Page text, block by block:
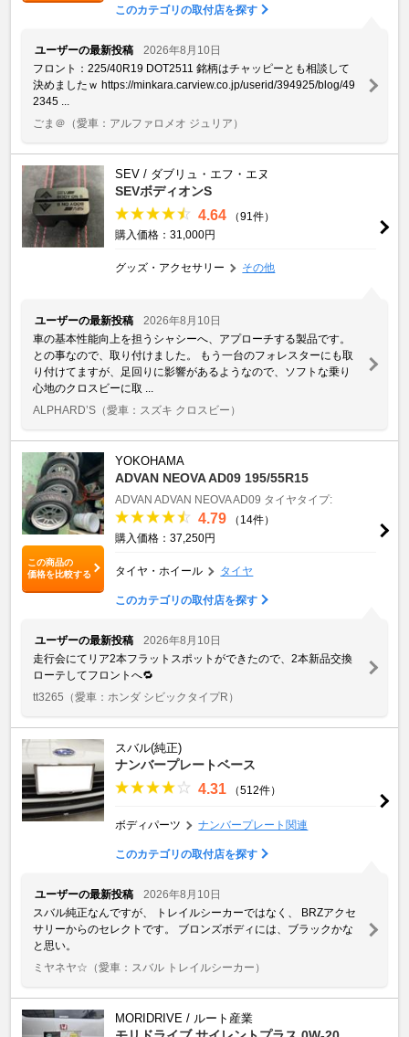
このカテゴリの取付店を探す
ユーザーの最新投稿
2026年8月10日
フロント：225/40R19 DOT2511 銘柄はチャッピーとも相談して
決めましたｗ https://minkara.carview.co.jp/userid/394925/blog/49
2345 ...
ごま＠ （愛車：アルファロメオ ジュリア）
SEV / ダブリュ・エフ・エヌ
SEVボディオンS
4.64
（91件）
購入価格：31,000円
グッズ・アクセサリー その他
ユーザーの最新投稿
2026年8月10日
車の基本性能向上を担うシャシーへ、アプローチする製品です。
との事なので、取り付けました。 もう一台のフォレスターにも取
り付けてますが、足回りに影響があるようなので、ソフトな乗り
心地のクロスビーに取 ...
ALPHARD’S （愛車：スズキ クロスビー）
この商品の
価格を比較する
YOKOHAMA
ADVAN NEOVA AD09 195/55R15
ADVAN ADVAN NEOVA AD09 タイヤタイプ:
4.79
（14件）
購入価格：37,250円
タイヤ・ホイール タイヤ
このカテゴリの取付店を探す
ユーザーの最新投稿
2026年8月10日
走行会にてリア2本フラットスポットができたので、2本新品交換
ローテしてフロントへ🔁
tt3265 （愛車：ホンダ シビックタイプR）
スバル(純正)
ナンバープレートベース
4.31 （512件）
ボディパーツ ナンバープレート関連
このカテゴリの取付店を探す
ユーザーの最新投稿
2026年8月10日
スバル純正なんですが、 トレイルシーカーではなく、 BRZアクセ
サリーからのセレクトです。 ブロンズボディには、ブラックかな
と思い。
ミヤネヤ☆ （愛車：スバル トレイルシーカー）
MORIDRIVE / ルート産業